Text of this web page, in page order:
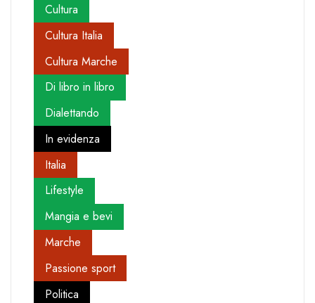
Cultura
Cultura Italia
Cultura Marche
Di libro in libro
Dialettando
In evidenza
Italia
Lifestyle
Mangia e bevi
Marche
Passione sport
Politica